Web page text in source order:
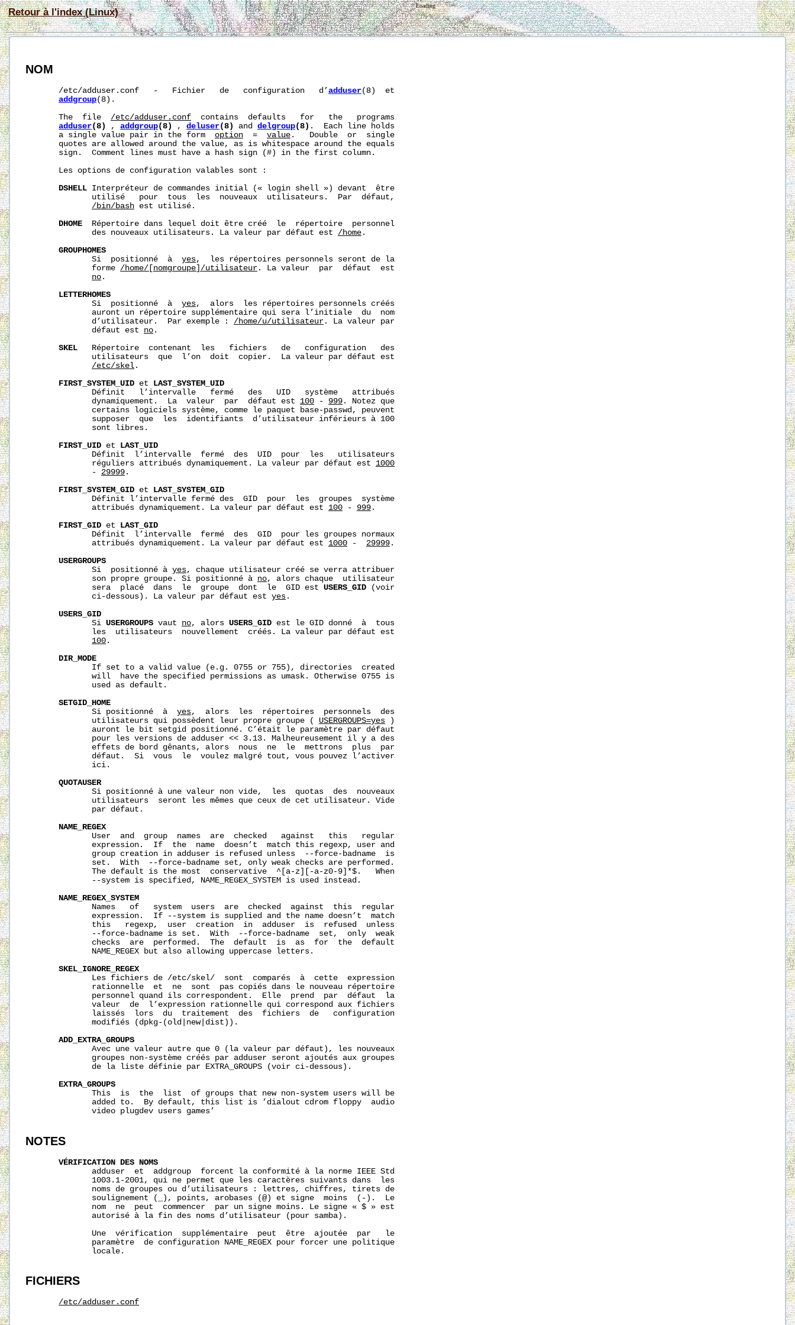
Retour à l'index (Linux)
Loading
NOM
       /etc/adduser.conf   -   Fichier   de   configuration   d’
adduser(8)  et
addgroup(8).
       The  file
/etc/adduser.conf
  contains  defaults   for   the   programs
adduser(8) , addgroup(8) , deluser(8) and delgroup(8) .  Each line holds
       a single value pair in the form
option
  =
value .   Double  or  single
       quotes are allowed around the value, as is whitespace around the equals
       sign.  Comment lines must have a hash sign (#) in the first column.
       Les options de configuration valables sont :
DSHELL Interpréteur de commandes initial (« login shell ») devant  être
              utilisé   pour  tous  les  nouveaux  utilisateurs.  Par  défaut,
/bin/bash est utilisé.
DHOME
  Répertoire dans lequel doit être créé  le  répertoire  personnel
              des nouveaux utilisateurs. La valeur par défaut est
/home .
GROUPHOMES
              Si  positionné  à
yes,  les répertoires personnels seront de la
              forme
/home/[nomgroupe]/utilisateur . La valeur  par  défaut  est
no .
LETTERHOMES
              Si  positionné  à
yes,  alors  les répertoires personnels créés
              auront un répertoire supplémentaire qui sera l’initiale  du  nom
              d’utilisateur.  Par exemple :
/home/u/utilisateur . La valeur par
              défaut est
no .
SKEL
   Répertoire  contenant  les   fichiers   de   configuration   des
              utilisateurs  que  l’on  doit  copier.  La valeur par défaut est
/etc/skel .
FIRST_SYSTEM_UID et LAST_SYSTEM_UID
              Définit   l’intervalle   fermé   des   UID   système   attribués
              dynamiquement.  La  valeur  par  défaut est
100 - 999 . Notez que
              certains logiciels système, comme le paquet base-passwd, peuvent
              supposer  que  les  identifiants  d’utilisateur inférieurs à 100
              sont libres.
FIRST_UID et LAST_UID
              Définit  l’intervalle  fermé  des  UID  pour  les   utilisateurs
              réguliers attribués dynamiquement. La valeur par défaut est
1000
              -
29999 .
FIRST_SYSTEM_GID et LAST_SYSTEM_GID
              Définit l’intervalle fermé des  GID  pour  les  groupes  système
              attribués dynamiquement. La valeur par défaut est
100 - 999 .
FIRST_GID et LAST_GID
              Définit  l’intervalle  fermé  des  GID  pour les groupes normaux
              attribués dynamiquement. La valeur par défaut est
1000 - 29999 .
USERGROUPS
              Si  positionné à
yes, chaque utilisateur créé se verra attribuer
              son propre groupe. Si positionné à
no, alors chaque  utilisateur
              sera  placé  dans  le  groupe  dont  le  GID est
USERS_GID (voir
              ci-dessous). La valeur par défaut est
yes .
USERS_GID
              Si
USERGROUPS vaut no, alors USERS_GID est le GID donné  à  tous
              les  utilisateurs  nouvellement  créés. La valeur par défaut est
100 .
DIR_MODE
              If set to a valid value (e.g. 0755 or 755), directories  created
              will  have the specified permissions as umask. Otherwise 0755 is
              used as default.
SETGID_HOME
              Si positionné  à
yes,  alors  les  répertoires  personnels  des
              utilisateurs qui possèdent leur propre groupe (
USERGROUPS=yes )
              auront le bit setgid positionné. C’était le paramètre par défaut
              pour les versions de adduser << 3.13. Malheureusement il y a des
              effets de bord gênants, alors  nous  ne  le  mettrons  plus  par
              défaut.  Si  vous  le  voulez malgré tout, vous pouvez l’activer
              ici.
QUOTAUSER
              Si positionné à une valeur non vide,  les  quotas  des  nouveaux
              utilisateurs  seront les mêmes que ceux de cet utilisateur. Vide
              par défaut.
NAME_REGEX
              User  and  group  names  are  checked   against   this   regular
              expression.  If  the  name  doesn’t  match this regexp, user and
              group creation in adduser is refused unless  --force-badname  is
              set.  With  --force-badname set, only weak checks are performed.
              The default is the most  conservative  ^[a-z][-a-z0-9]*$.   When
              --system is specified, NAME_REGEX_SYSTEM is used instead.
NAME_REGEX_SYSTEM
              Names   of   system  users  are  checked  against  this  regular
              expression.  If --system is supplied and the name doesn’t  match
              this   regexp,  user  creation  in  adduser  is  refused  unless
              --force-badname is set.  With  --force-badname  set,  only  weak
              checks  are  performed.  The  default  is  as  for  the  default
              NAME_REGEX but also allowing uppercase letters.
SKEL_IGNORE_REGEX
              Les fichiers de
/etc/skel/
  sont  comparés  à  cette  expression
              rationnelle  et  ne  sont  pas copiés dans le nouveau répertoire
              personnel quand ils correspondent.  Elle  prend  par  défaut  la
              valeur  de  l’expression rationnelle qui correspond aux fichiers
              laissés  lors  du  traitement  des  fichiers  de   configuration
              modifiés (dpkg-(old|new|dist)).
ADD_EXTRA_GROUPS
              Avec une valeur autre que 0 (la valeur par défaut), les nouveaux
              groupes non-système créés par adduser seront ajoutés aux groupes
              de la liste définie par EXTRA_GROUPS (voir ci-dessous).
EXTRA_GROUPS
              This  is  the  list  of groups that new non-system users will be
              added to.  By default, this list is ’dialout cdrom floppy  audio
              video plugdev users games’
NOTES
VÉRIFICATION DES NOMS
              adduser  et  addgroup  forcent la conformité à la norme IEEE Std
              1003.1-2001, qui ne permet que les caractères suivants dans  les
              noms de groupes ou d’utilisateurs : lettres, chiffres, tirets de
              soulignement (_), points, arobases (@) et signe  moins  (-).  Le
              nom  ne  peut  commencer  par un signe moins. Le signe « $ » est
              autorisé à la fin des noms d’utilisateur (pour samba).
              Une  vérification  supplémentaire  peut  être  ajoutée  par   le
              paramètre  de configuration NAME_REGEX pour forcer une politique
              locale.
FICHIERS
/etc/adduser.conf